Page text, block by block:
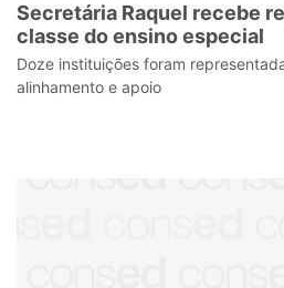
Secretária Raquel recebe
classe do ensino especial
Doze instituições foram
alinhamento e apoio